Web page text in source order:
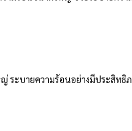
ญ่ ระบายความร้อนอย่างมีประสิทธิ